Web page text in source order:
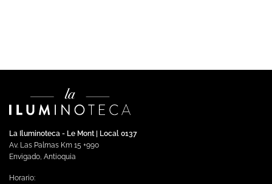
La Iluminoteca - Le Mont | Local 0137
Av. Las Palmas Km 15 +990
Envigado, Antioquia
Horario: